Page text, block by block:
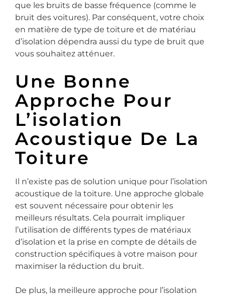
que les bruits de basse fréquence (comme le
bruit des voitures). Par conséquent, votre choix
en matière de type de toiture et de matériau
d’isolation dépendra aussi du type de bruit que
vous souhaitez atténuer.
Une Bonne
Approche Pour
L’isolation
Acoustique De La
Toiture
Il n’existe pas de solution unique pour l’isolation
acoustique de la toiture. Une approche globale
est souvent nécessaire pour obtenir les
meilleurs résultats. Cela pourrait impliquer
l’utilisation de différents types de matériaux
d’isolation et la prise en compte de détails de
construction spécifiques à votre maison pour
maximiser la réduction du bruit.
De plus, la meilleure approche pour l’isolation